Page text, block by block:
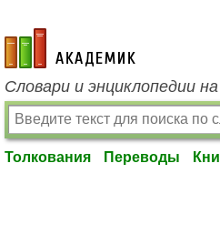
academic.ru
Словари и энциклопедии
Толкования Переводы